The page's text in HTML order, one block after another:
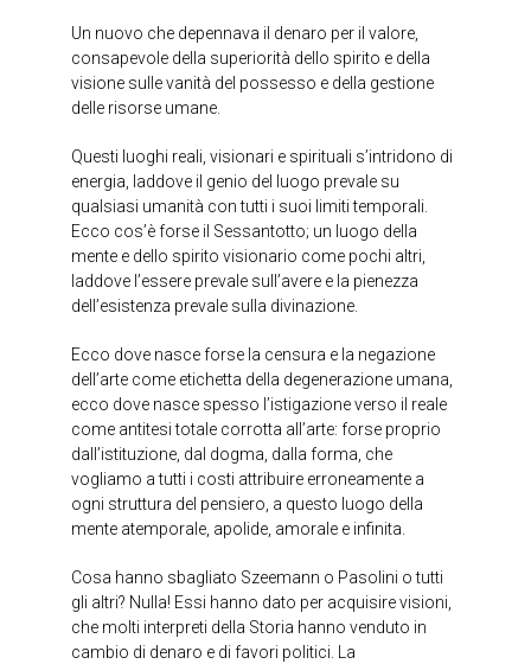
Un nuovo che depennava il denaro per il valore,
consapevole della superiorità dello spirito e della
visione sulle vanità del possesso e della gestione
delle risorse umane.
Questi luoghi reali, visionari e spirituali s’intridono di
energia, laddove il genio del luogo prevale su
qualsiasi umanità con tutti i suoi limiti temporali.
Ecco cos’è forse il Sessantotto; un luogo della
mente e dello spirito visionario come pochi altri,
laddove l’essere prevale sull’avere e la pienezza
dell’esistenza prevale sulla divinazione.
Ecco dove nasce forse la censura e la negazione
dell’arte come etichetta della degenerazione umana,
ecco dove nasce spesso l’istigazione verso il reale
come antitesi totale corrotta all’arte: forse proprio
dall’istituzione, dal dogma, dalla forma, che
vogliamo a tutti i costi attribuire erroneamente a
ogni struttura del pensiero, a questo luogo della
mente atemporale, apolide, amorale e infinita.
Cosa hanno sbagliato Szeemann o Pasolini o tutti
gli altri? Nulla! Essi hanno dato per acquisire visioni,
che molti interpreti della Storia hanno venduto in
cambio di denaro e di favori politici. La